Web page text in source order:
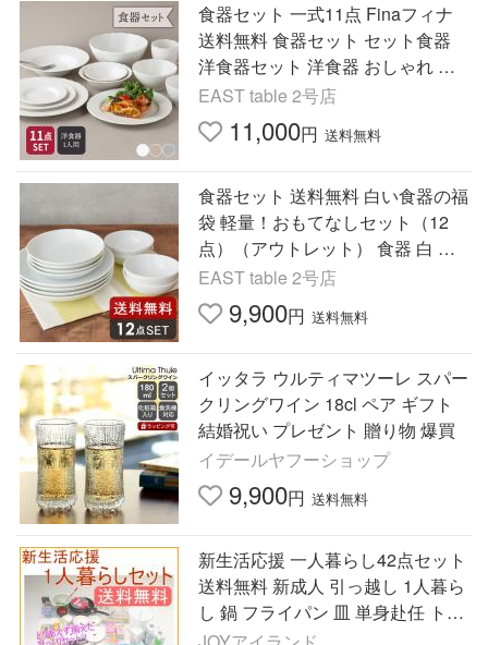
食器セット 一式11点 Finaフィナ
送料無料 食器セット セット食器
洋食器セット 洋食器 おしゃれ 引
っ越し 単身赴任 新生活 プレート
皿 ボウル 鉢 カップ 爆買
EAST table 2号店
11,000円 送料無料
食器セット 送料無料 白い食器の福
袋 軽量！おもてなしセット（12
点）（アウトレット） 食器 白 白
い食器セット 爆買
EAST table 2号店
9,900円 送料無料
イッタラ ウルティマツーレ スパー
クリングワイン 18cl ペア ギフト
結婚祝い プレゼント 贈り物 爆買
イデールヤフーショップ
9,900円 送料無料
新生活応援 一人暮らし42点セット
送料無料 新成人 引っ越し 1人暮ら
し 鍋 フライパン 皿 単身赴任 トイ
レ 引っ越し